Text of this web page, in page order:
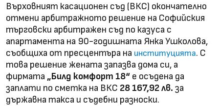
Върховният касационен съд (ВКС) окончателно
отмени арбитражното решение на Софийския
търговски арбитражен съд по казуса с
апартамента на 90-годишната Янка Ушколова,
съобщиха от пресцентъра на институцията. С
това решение жената запазва дома си, а
фирмата „Билд комфорт 18“ е осъдена да
заплати по сметка на ВКС 28 167,92 лв. за
държавна такса и съдебни разноски.